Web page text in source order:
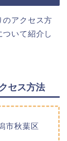
のアクセス方
いて紹介し
セス方法
市秋葉区